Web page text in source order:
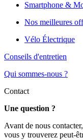
Smartphone &
Nos meilleures
Vélo Électrique
Conseils d'entretien
Qui sommes-nous ?
Contact
Une question ?
Avant de nous
vous y trouverez peut-